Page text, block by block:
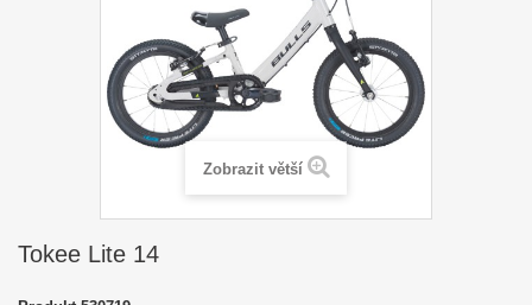
Zobrazit větší
Tokee Lite 14